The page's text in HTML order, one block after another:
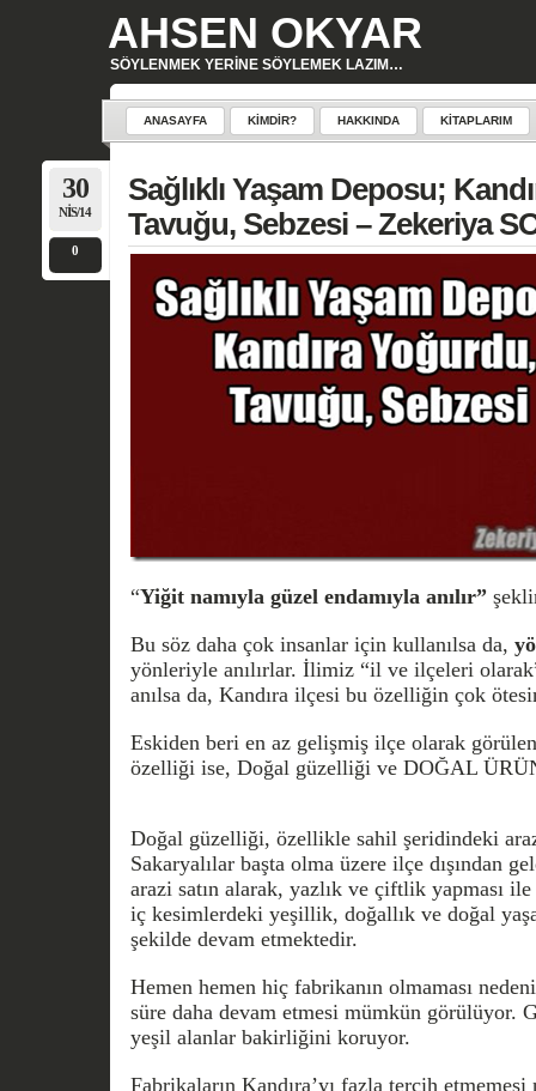
AHSEN OKYAR
SÖYLENMEK YERINE SÖYLEMEK LAZIM…
ANASAYFA KIMDIR? HAKKINDA KITAPLARIM
30
NIS/14
0
Sağlıklı Yaşam Deposu;
Tavuğu, Sebzesi – Zekeriya
“Yiğit namıyla güzel endamıyla anılır”
Bu söz daha çok insanlar için kullanılsa da,
yönleriyle anılırlar. İlimiz “il ve ilçeleri
anılsa da, Kandıra ilçesi bu özelliğin çok
Eskiden beri en az gelişmiş ilçe olarak
özelliği ise, Doğal güzelliği ve DOĞAL
Doğal güzelliği, özellikle sahil şeridindeki
Sakaryalılar başta olma üzere ilçe dışından
arazi satın alarak, yazlık ve çiftlik yapması
iç kesimlerdeki yeşillik, doğallık ve doğal
şekilde devam etmektedir.
Hemen hemen hiç fabrikanın olmaması
süre daha devam etmesi mümkün görülüyor.
yeşil alanlar bakirliğini koruyor.
Fabrikaların Kandıra’yı fazla tercih etmemesi